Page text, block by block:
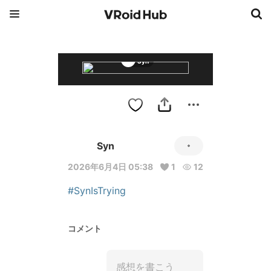
Syn
Syn
2026年6月4日 05:38 1 12
#SynIsTrying
コメント